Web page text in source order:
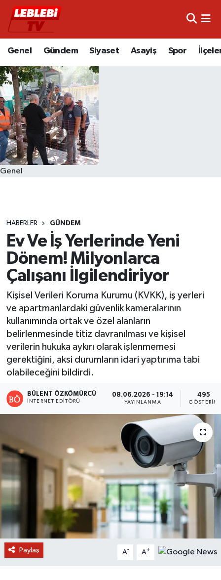
Genel Gündem Siyaset Asayiş Spor
Genel
HABERLER GÜNDEM
Ev Ve İş Yerlerinde Yeni
Dönem! Milyonlarca
Çalışanı İlgilendiriyor
Kişisel Verileri Koruma Kurumu (KVKK), iş yerleri
ve apartmanlardaki güvenlik kameralarının
kullanımında ortak ve özel alanların
belirlenmesinde titiz davranılması ve kişisel
verilerin hukuka aykırı olarak işlenmemesi
gerektiğini, aksi durumların idari yaptırıma tabi
olabileceğini bildirdi.
BÜLENT ÖZKÖMÜRCÜ
İNTERNET EDITÖRÜ
08.06.2026 - 19:14
YAYINLANMA
495
GÖSTERIM
Paylaş A- A+
Hava Durumu
Trafik Durumu
Süper Lig Puan Durumu ve Fikstür
Tüm Manşetler
Son Dakika Haberleri